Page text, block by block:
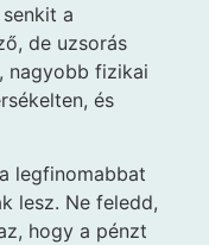
a
de uzsorás
nagyobb fizikai
és
legfinomabbat
lesz. Ne feledd,
hogy a pénzt